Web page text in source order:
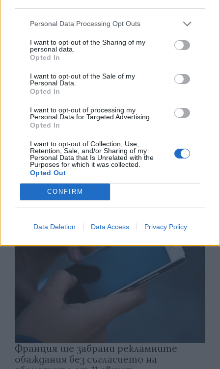
Personal Data Processing Opt Outs
I want to opt-out of the Sharing of my
personal data.
Opted In
I want to opt-out of the Sale of my
Personal Data.
Opted In
I want to opt-out of processing my
Personal Data for Targeted Advertising.
Opted In
I want to opt-out of Collection, Use,
Retention, Sale, and/or Sharing of my
Personal Data that Is Unrelated with the
Purposes for which it was collected.
Opted Out
CONFIRM
Data Deletion Data Access Privacy Policy
Астронавти на NASA излязоха в
открития космос
07.08.2026 / 15:00
Франция ще забрани рекламните
обаждания без съгласието на